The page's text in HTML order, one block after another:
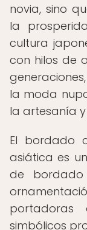
novia, sino
la
cultura
con hilos de
la moda
la artesanía
El bordado
asiática es
de
portadoras
simbólicos